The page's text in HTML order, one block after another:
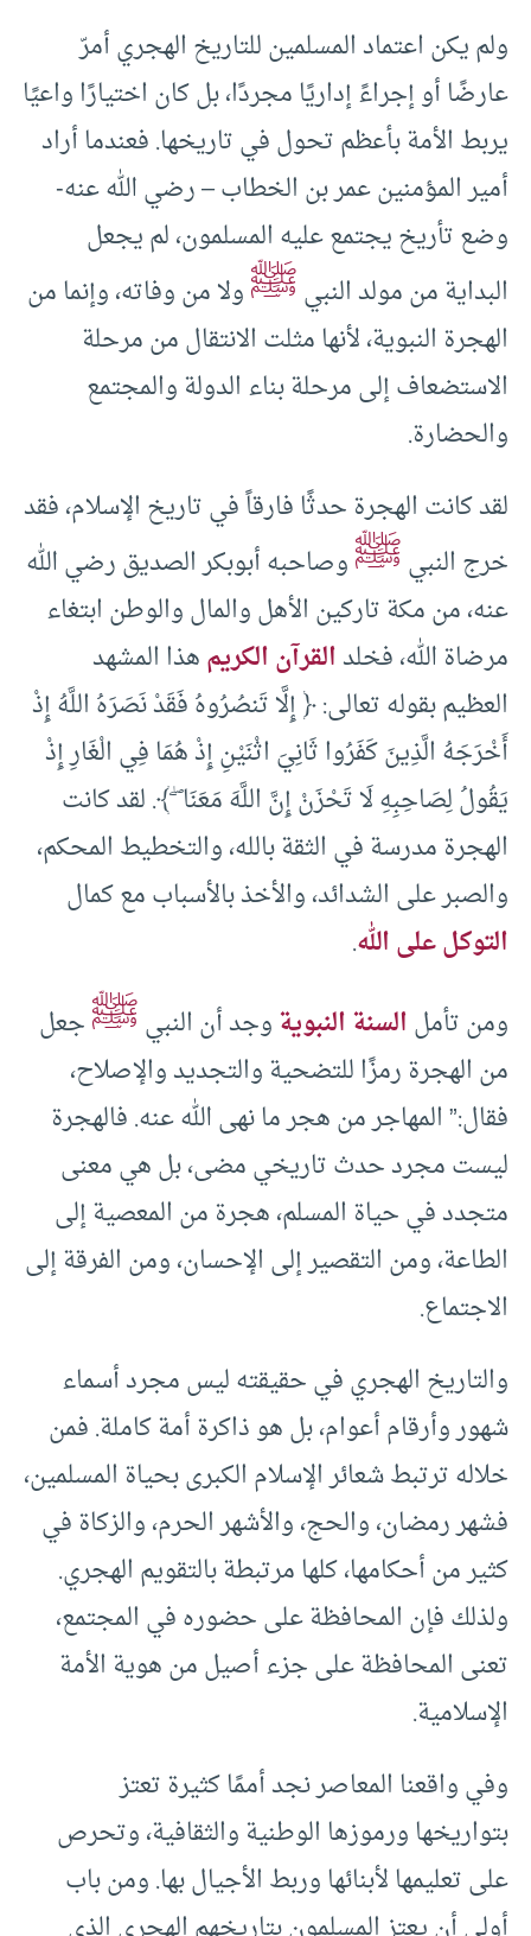
ولم يكن اعتماد المسلمين للتاريخ الهجري أمرّ
عارضًا أو إجراءً إداريًا مجردًا، بل كان اختيارًا واعيًا
يربط الأمة بأعظم تحول في تاريخها. فعندما أراد
أمير المؤمنين عمر بن الخطاب – رضي الله عنه-
وضع تأريخ يجتمع عليه المسلمون، لم يجعل
البداية من مولد النبيﷺولا من وفاته، وإنما من
الهجرة النبوية، لأنها مثلت الانتقال من مرحلة
الاستضعاف إلى مرحلة بناء الدولة والمجتمع
والحضارة.
لقد كانت الهجرة حدثًا فارقاً في تاريخ الإسلام، فقد
خرج النبيﷺوصاحبه أبوبكر الصديق رضي الله
عنه، من مكة تاركين الأهل والمال والوطن ابتغاء
مرضاة الله، فخلدالقرآن الكريمهذا المشهد
العظيم بقوله تعالى: ﴿ إِلَّا تَنصُرُوهُ فَقَدْ نَصَرَهُ اللَّهُ إِذْ
أَخْرَجَهُ الَّذِينَ كَفَرُوا ثَانِيَ اثْنَيْنِ إِذْ هُمَا فِي الْغَارِ إِذْ
يَقُولُ لِصَاحِبِهِ لَا تَحْزَنْ إِنَّ اللَّهَ مَعَنَا ۖ ﴾. لقد كانت
الهجرة مدرسة في الثقة بالله، والتخطيط المحكم،
والصبر على الشدائد، والأخذ بالأسباب مع كمال
التوكل على الله.
ومن تأملالسنة النبويةوجد أن النبيﷺجعل
من الهجرة رمزًا للتضحية والتجديد والإصلاح،
فقال:” المهاجر من هجر ما نهى الله عنه. فالهجرة
ليست مجرد حدث تاريخي مضى، بل هي معنى
متجدد في حياة المسلم، هجرة من المعصية إلى
الطاعة، ومن التقصير إلى الإحسان، ومن الفرقة إلى
الاجتماع.
والتاريخ الهجري في حقيقته ليس مجرد أسماء
شهور وأرقام أعوام، بل هو ذاكرة أمة كاملة. فمن
خلاله ترتبط شعائر الإسلام الكبرى بحياة المسلمين،
فشهر رمضان، والحج، والأشهر الحرم، والزكاة في
كثير من أحكامها، كلها مرتبطة بالتقويم الهجري.
ولذلك فإن المحافظة على حضوره في المجتمع،
تعنى المحافظة على جزء أصيل من هوية الأمة
الإسلامية.
وفي واقعنا المعاصر نجد أممًا كثيرة تعتز
بتواريخها ورموزها الوطنية والثقافية، وتحرص
على تعليمها لأبنائها وربط الأجيال بها. ومن باب